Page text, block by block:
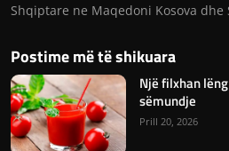
Shqiptare ne Maqedoni Kosova dhe
Postime më të shikuara
Një filxhan
sëmundje
Prill 20, 2026